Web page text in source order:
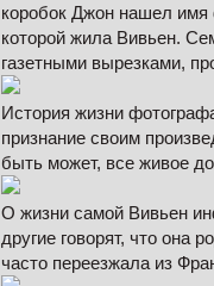
коробок Джон нашел
которой жила Вивьен.
газетными вырезками,
История жизни
признание своим
быть может, все живое
О жизни самой Вивьен
другие говорят, что
часто переезжала из